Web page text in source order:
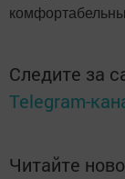
Следите за
Telegram-
Читайте